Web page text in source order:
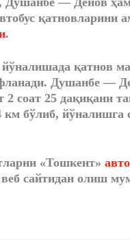
қатновларини
.
қатнов
Душанбе —
2 соат 25
км бўлиб, йўналишга
«Тошкент»
сайтидан олиш